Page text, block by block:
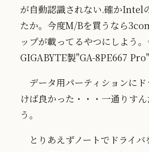
が自動認識されない.確かIntel
たか。今度M/Bを買うなら
ップが載ってるやつにしよう
GIGABYTE製"GA-8PE667 Pro"
データ用パーティションにド
けば良かった・・・一通りす
う。
とりあえずノートでドライ